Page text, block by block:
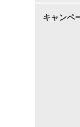
キャンペ